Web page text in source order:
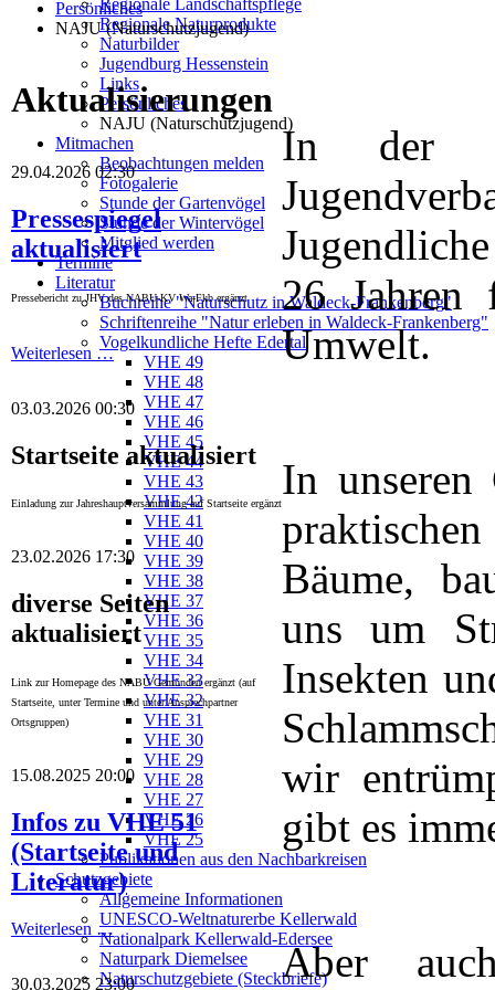
Regionale Landschaftspflege
Regionale Naturprodukte
Naturbilder
Jugendburg Hessenstein
Links
Persönliches
NAJU (Naturschutzjugend)
Mitmachen
Beobachtungen melden
Fotogalerie
Stunde der Gartenvögel
Stunde der Wintervögel
Mitglied werden
Termine
Literatur
Buchreihe "Naturschutz in Waldeck-Frankenberg"
Schriftenreihe "Natur erleben in Waldeck-Frankenberg"
Vogelkundliche Hefte Edertal
VHE 49
VHE 48
VHE 47
VHE 46
VHE 45
VHE 44
VHE 43
VHE 42
VHE 41
VHE 40
VHE 39
VHE 38
VHE 37
VHE 36
VHE 35
VHE 34
VHE 33
VHE 32
VHE 31
VHE 30
VHE 29
VHE 28
VHE 27
VHE 26
VHE 25
Publikationen aus den Nachbarkreisen
Schutzgebiete
Allgemeine Informationen
UNESCO-Weltnaturerbe Kellerwald
Nationalpark Kellerwald-Edersee
Naturpark Diemelsee
Naturschutzgebiete (Steckbriefe)
Persönliches
NAJU (Naturschutzjugend)
Aktualisierungen
29.04.2026 02:30
Pressespiegel
aktualisiert
Pressebericht zu JHV des NABU-KV Wa-Fkb ergänzt
Weiterlesen …
03.03.2026 00:30
Startseite aktualisiert
Einladung zur Jahreshauptversammlung auf Startseite ergänzt
23.02.2026 17:30
diverse Seiten
aktualisiert
Link zur Homepage des NABU Gemünden ergänzt (auf
Startseite, unter Termine und unter Ansprechpartner
Ortsgruppen)
15.08.2025 20:00
Infos zu VHE 51
(Startseite und
Literatur)
Weiterlesen …
30.03.2025 23:00
In der
26 Jahren
Umwelt.
In
Bäume,
uns um
Insekten
wir
gibt es
Aber